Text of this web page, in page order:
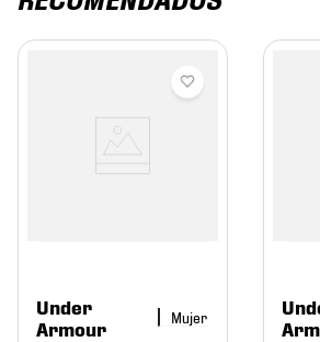
Under
Armour
Mujer